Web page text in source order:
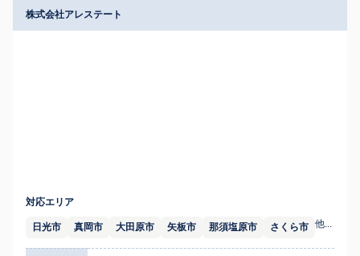
株式会社アレステート
対応エリア
日光市 真岡市 大田原市 矢板市 那須塩原市 さくら市 他...